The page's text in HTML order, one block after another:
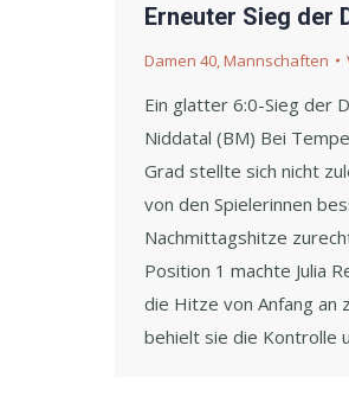
Erneuter Sieg der
Damen 40 Mannschaften
Ein glatter 6:0-Sieg der
Niddatal (BM) Bei
Grad stellte sich nicht
von den Spielerinnen
Nachmittagshitze
Position 1 machte Julia
die Hitze von Anfang an
behielt sie die Kontrolle